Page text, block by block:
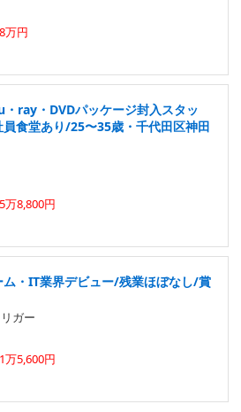
万円
ray・DVDパッケージ封入スタッ
食堂あり/25〜35歳・千代田区神田
万8,800円
・IT業界デビュー/残業ほぼなし/賞
ガー
万5,600円